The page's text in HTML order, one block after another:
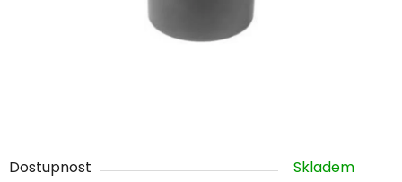
Dostupnost
Skladem